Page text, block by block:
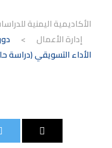
الأكاديمية اليمنية
إدارة الأعمال
>
الأداء التسويقي (دراسة